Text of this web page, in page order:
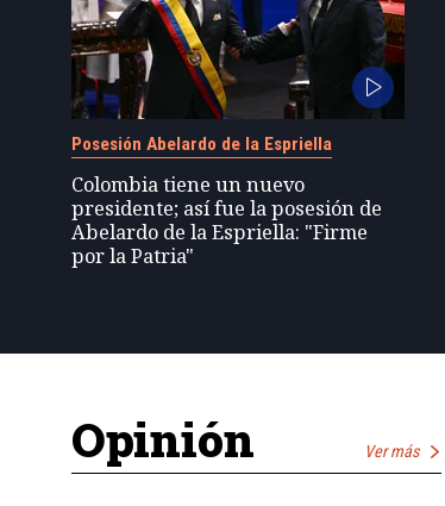
Posesión Abelardo de la Espriella
Colombia tiene un nuevo
presidente; así fue la posesión de
Abelardo de la Espriella: "Firme
por la Patria"
Opinión Ver más